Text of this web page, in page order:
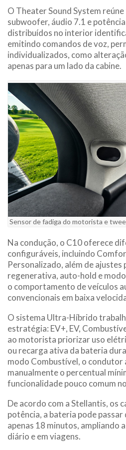
O Theater Sound System
subwoofer, áudio 7.1 e
distribuídos no interior
emitindo comandos de voz,
individualizados, como
apenas para um lado da cabine.
Sensor de fadiga do motorista e
Na condução, o C10 oferece
configuráveis, incluindo
Personalizado, além de ajustes
regenerativa, auto-hold e
o comportamento de veículos
convencionais em baixa
O sistema Ultra-Híbrido
estratégia: EV+, EV,
ao motorista priorizar uso
ou recarga ativa da bateria
modo Combustível, o condutor
manualmente o percentual
funcionalidade pouco comum
De acordo com a Stellantis, os
potência, a bateria pode passar
apenas 18 minutos, ampliando
diário e em viagens.